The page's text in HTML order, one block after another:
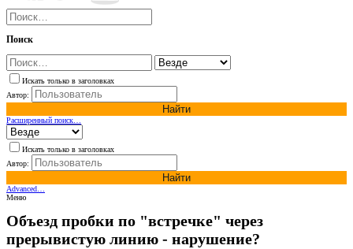
Поиск
Искать только в заголовках
Автор:
Найти
Расширенный поиск…
Искать только в заголовках
Автор:
Найти
Advanced…
Меню
Объезд пробки по "встречке" через
прерывистую линию - нарушение?